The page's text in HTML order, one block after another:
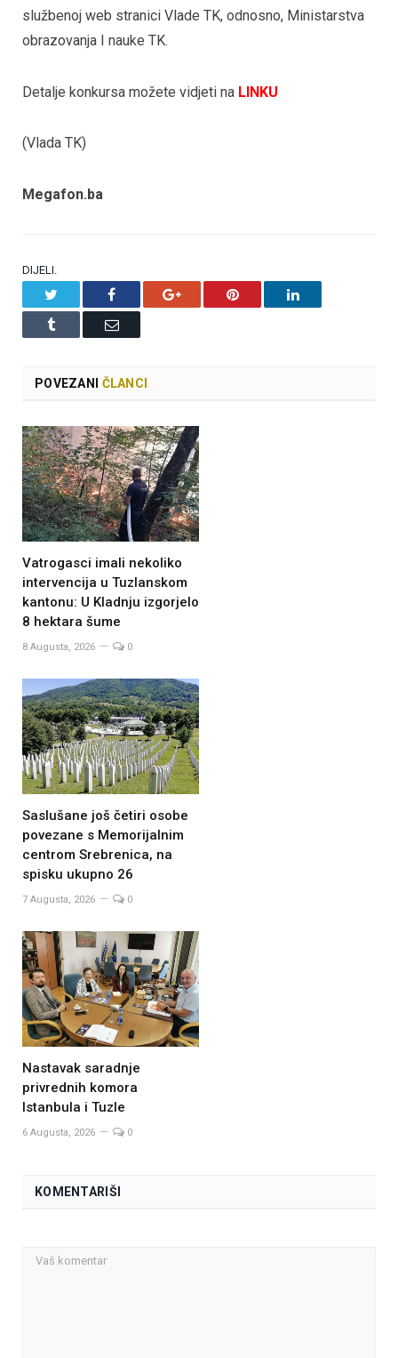
službenoj web stranici Vlade TK, odnosno, Ministarstva
obrazovanja I nauke TK.
Detalje konkursa možete vidjeti na LINKU
(Vlada TK)
Megafon.ba
DIJELI.
Facebook Google+ Pinterest LinkedIn
Tumblr Email
POVEZANI ČLANCI
Vatrogasci imali nekoliko
intervencija u Tuzlanskom
kantonu: U Kladnju izgorjelo
8 hektara šume
8 Augusta, 2026 0
Saslušane još četiri osobe
povezane s Memorijalnim
centrom Srebrenica, na
spisku ukupno 26
7 Augusta, 2026 0
Nastavak saradnje
privrednih komora
Istanbula i Tuzle
6 Augusta, 2026 0
KOMENTARIŠI